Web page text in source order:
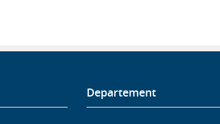
Departement